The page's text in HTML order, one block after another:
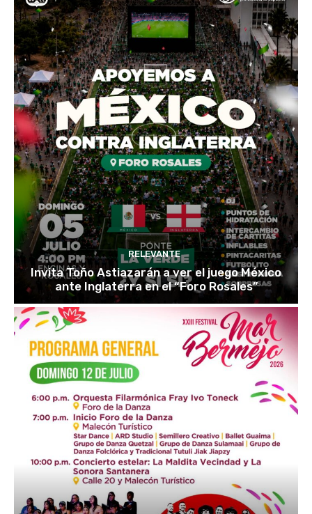
RELEVANTE
Invita Toño Astiazarán a ver el juego México
ante Inglaterra en el “Foro Rosales”